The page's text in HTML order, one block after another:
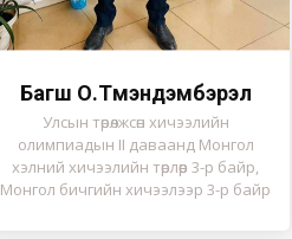
Багш О.Түмэндэмбэрэл
Улсын төрөлжсөн хичээлийн
олимпиадын II даваанд Монгол
хэлний хичээлийн төрлөөр 3-р байр,
Монгол бичгийн хичээлээр 3-р байр